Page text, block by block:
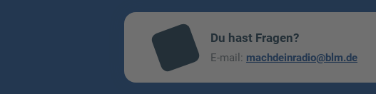
mai
l
Du hast Fragen?
E-mail: machdeinradio@blm.de